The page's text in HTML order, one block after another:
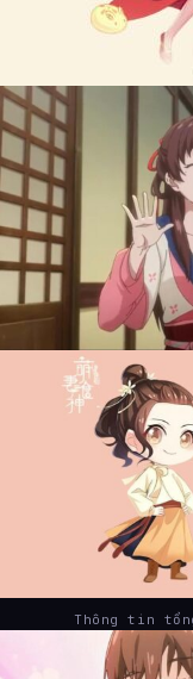
Thông tin